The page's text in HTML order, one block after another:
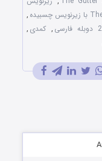
,
, کمدی ,